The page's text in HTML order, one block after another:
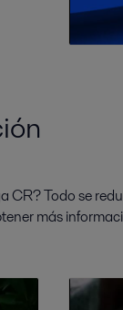
Todo se
más